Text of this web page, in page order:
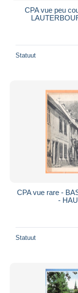
CPA vue peu
Statuut
CPA vue rare -
-
Statuut